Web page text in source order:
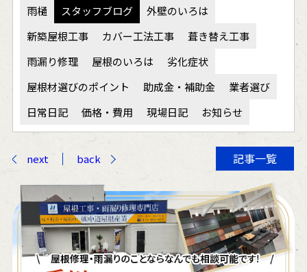
雨樋 スタッフブログ
外壁のいろは
新築屋根工事
カバー工法工事
葺き替え工事
雨漏り修理
屋根のいろは
劣化症状
屋根材選びのポイント
助成金・補助金
業者選び
日常日記
価格・費用 現場日記 お知らせ
next back 記事一覧